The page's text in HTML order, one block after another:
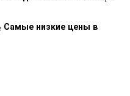
Самые низкие цены в